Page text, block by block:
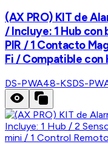
(AX PRO) KIT de
/ Incluye: 1 Hub con
PIR / 1 Contacto
Fi / Compatible con
DS-PWA48-KSDS-